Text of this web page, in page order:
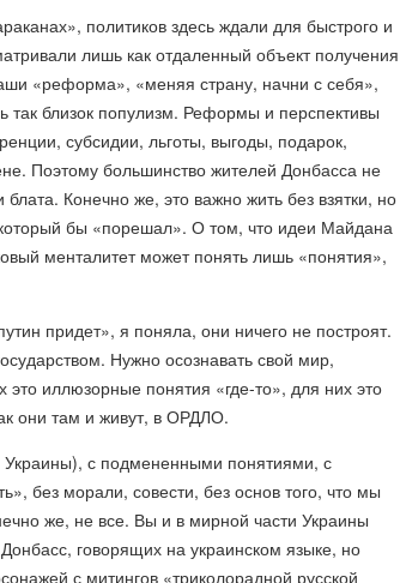
политиков здесь ждали для быстрого и
лишь как отдаленный объект получения
«реформа», «меняя страну, начни с себя»,
так близок популизм. Реформы и перспективы
субсидии, льготы, выгоды, подарок,
Поэтому большинство жителей Донбасса не
Конечно же, это важно жить без взятки, но
бы «порешал». О том, что идеи Майдана
менталитет может понять лишь «понятия»,
придет», я поняла, они ничего не построят.
Нужно осознавать свой мир,
иллюзорные понятия «где-то», для них это
они там и живут, в ОРДЛО.
с подмененными понятиями, с
без морали, совести, без основ того, что мы
же, не все. Вы и в мирной части Украины
говорящих на украинском языке, но
с митингов «триколорадной русской